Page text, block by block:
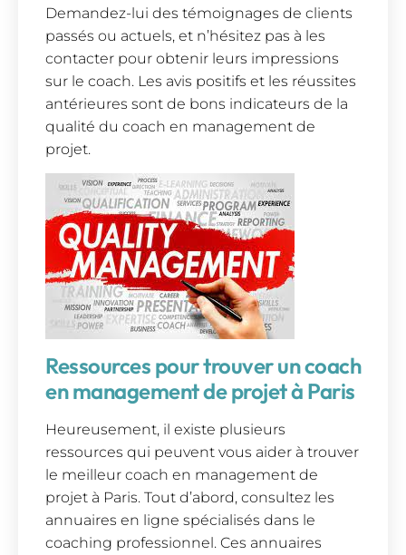
Demandez-lui des témoignages de clients
passés ou actuels, et n’hésitez pas à les
contacter pour obtenir leurs impressions
sur le coach. Les avis positifs et les réussites
antérieures sont de bons indicateurs de la
qualité du coach en management de
projet.
Ressources pour trouver un coach
en management de projet à Paris
Heureusement, il existe plusieurs
ressources qui peuvent vous aider à trouver
le meilleur coach en management de
projet à Paris. Tout d’abord, consultez les
annuaires en ligne spécialisés dans le
coaching professionnel. Ces annuaires